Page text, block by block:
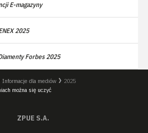
E-magazyny
2025
Forbes 2025
Informacje dla mediów
2025
można się uczyć
ZPUE S.A.